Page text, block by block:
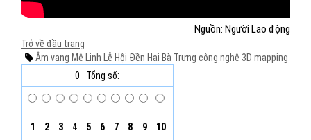
Nguồn: Người Lao động
Trở về đầu trang
Âm vang Mê Linh Lễ Hội Đền Hai Bà Trưng công nghệ 3D mapping
0
Tổng số:
1 2 3 4 5 6 7 8 9 10